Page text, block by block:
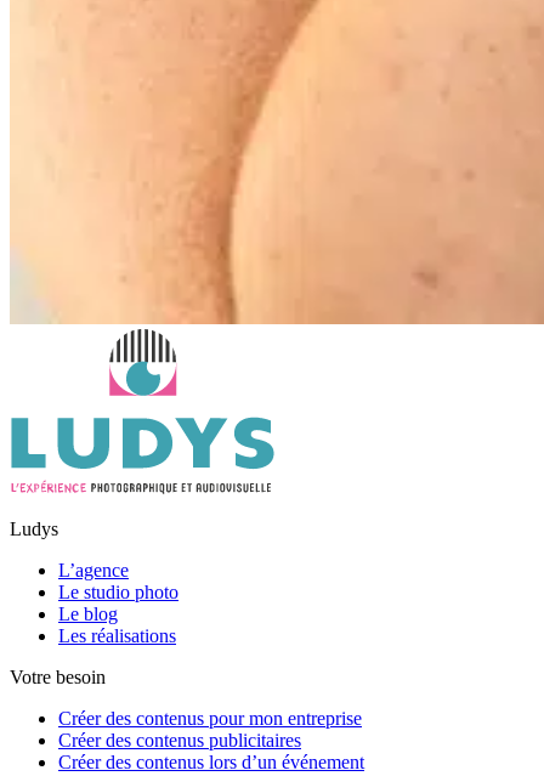
Ludys
L’agence
Le studio photo
Le blog
Les réalisations
Votre besoin
Créer des contenus pour mon entreprise
Créer des contenus publicitaires
Créer des contenus lors d’un événement